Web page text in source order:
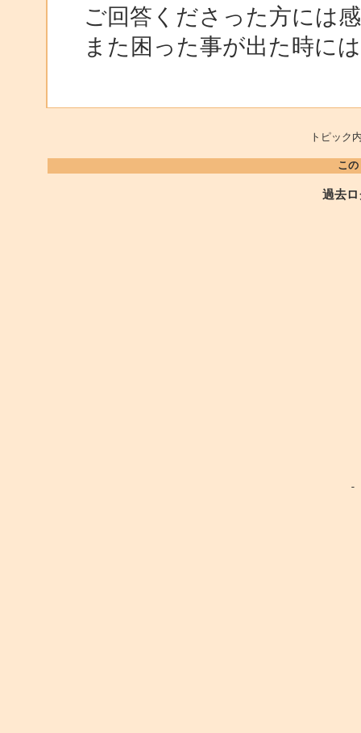
ご回答くださった方には
また困った事が出た時に
トピッ
こ
過去